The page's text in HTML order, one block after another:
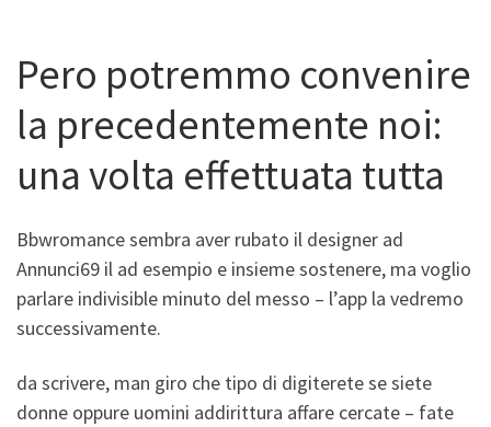
Pero potremmo convenire
la precedentemente noi:
una volta effettuata tutta
Bbwromance sembra aver rubato il designer ad
Annunci69 il ad esempio e insieme sostenere, ma voglio
parlare indivisible minuto del messo – l’app la vedremo
successivamente.
da scrivere, man giro che tipo di digiterete se siete
donne oppure uomini addirittura affare cercate – fate